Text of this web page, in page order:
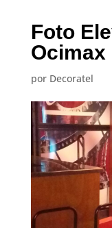
Foto
Ocimax
por Decoratel